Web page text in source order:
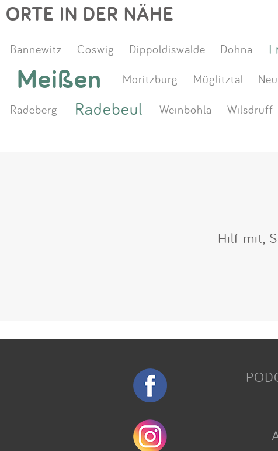
ORTE IN DER NÄHE
Bannewitz Coswig Dippoldiswalde Dohna
Meißen Moritzburg Müglitztal
Radeberg
Radebeul Weinböhla Wilsdruff
Hilf mit,